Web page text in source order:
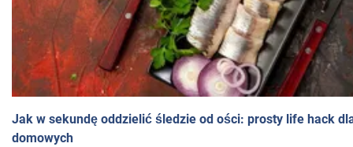
Jak w sekundę oddzielić śledzie od ości: prosty life hack
domowych